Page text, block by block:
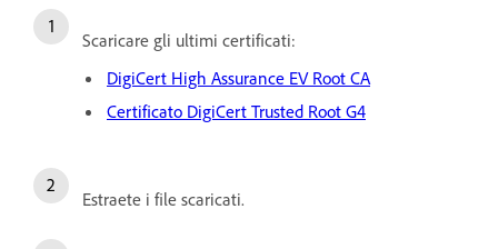
Scaricare gli ultimi certificati:
DigiCert High Assurance EV Root CA
Certificato DigiCert Trusted Root G4
Estraete i file scaricati.